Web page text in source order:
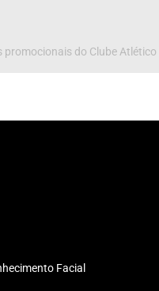
do Clube Atlético
Facial